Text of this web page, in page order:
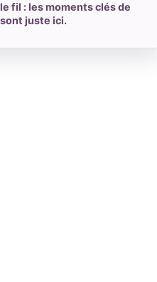
fil : les moments clés de
sont juste ici.